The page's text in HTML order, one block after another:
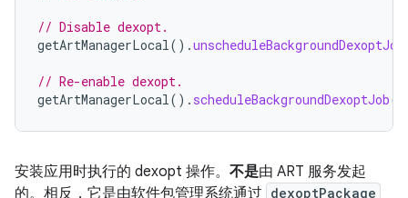
// Disable dexopt.
getArtManagerLocal().unscheduleBackgroundDexoptJob
// Re-enable dexopt.
getArtManagerLocal(). scheduleBackgroundDexoptJob
安装应用时执行的 dexopt 操作。 不是由 ART 服务发起
的。相反，它是由软件包管理系统通过 dexoptPackage